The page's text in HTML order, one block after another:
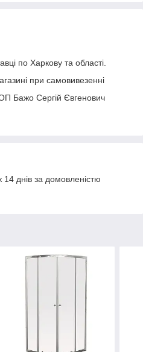
по Харкову та області.
при самовивезенні
Бажо Сергій Євгенович
днів за домовленістю